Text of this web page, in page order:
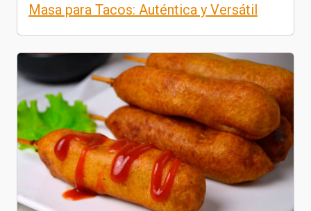
Masa para Tacos: Auténtica y Versátil